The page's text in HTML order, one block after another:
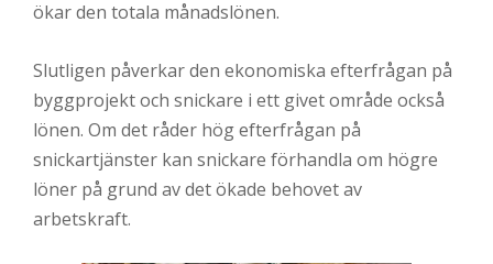
ökar den totala månadslönen.
Slutligen påverkar den ekonomiska efterfrågan på
byggprojekt och snickare i ett givet område också
lönen. Om det råder hög efterfrågan på
snickartjänster kan snickare förhandla om högre
löner på grund av det ökade behovet av
arbetskraft.